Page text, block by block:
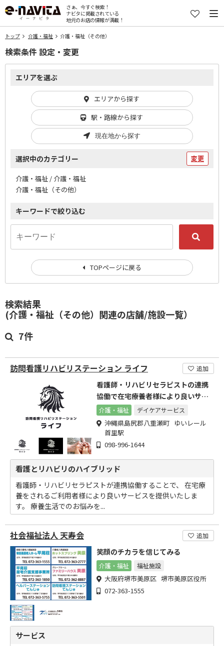
さぁ、今すぐ検索！
ナビタに掲載されている
地元のお店の情報が満載！
トップ 介護・福祉 介護・福祉（その他）
検索結果
(介護・福祉（その他）関連の店舗/施設一覧）
7件
訪問看護リハビリステーション ライフ 追加
看護師・リハビリセラピストの連携
協働で在宅療養者様により良いサー
ビスを
介護・福祉 デイケアサービス
沖縄県島尻郡八重瀬町 ゆいレール
首里駅
098-996-1644
看護とリハビリのハイブリッド
看護師・リハビリセラピストが連携協働することで、 在宅療
養をされるご利用者様により良いサービスを提供いたしま
す。 療養生活でのお悩みを...
社会福祉法人 天寿会 追加
笑顔のチカラを信じてみる
介護・福祉 福祉施設
大阪府堺市美原区 堺市美原区役所
072-363-1555
サービス
検索条件 設定・変更
エリアを選ぶ
エリアから探す
駅・路線から探す
現在地から探す
選択中のカテゴリー 変更
介護・福祉 / 介護・福祉
介護・福祉（その他）
キーワードで絞り込む
TOPページに戻る